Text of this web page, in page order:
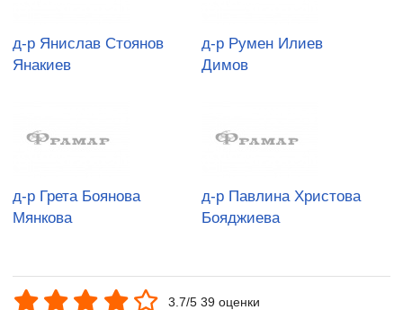
д-р Янислав Стоянов
Янакиев
д-р Румен Илиев
Димов
д-р Грета Боянова
Мянкова
д-р Павлина Христова
Бояджиева
3.7/5 39 оценки